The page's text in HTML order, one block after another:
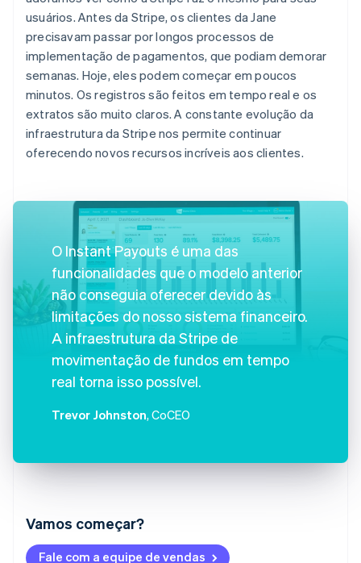
Vamos começar?
Fale com a equipe de vendas
usuários. Antes da Stripe, os clientes da Jane
precisavam passar por longos processos de
implementação de pagamentos, que podiam demorar
semanas. Hoje, eles podem começar em poucos
minutos. Os registros são feitos em tempo real e os
extratos são muito claros. A constante evolução da
infraestrutura da Stripe nos permite continuar
oferecendo novos recursos incríveis aos clientes.
O Instant Payouts é uma das
funcionalidades que o modelo anterior
não conseguia oferecer devido às
limitações do nosso sistema financeiro.
A infraestrutura da Stripe de
movimentação de fundos em tempo
real torna isso possível.
Trevor Johnston, CoCEO
DeutschEnglish